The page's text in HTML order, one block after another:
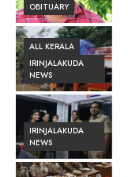
OBITUARY
ALL KERALA
IRINJALAKUDA
NEWS
IRINJALAKUDA
NEWS